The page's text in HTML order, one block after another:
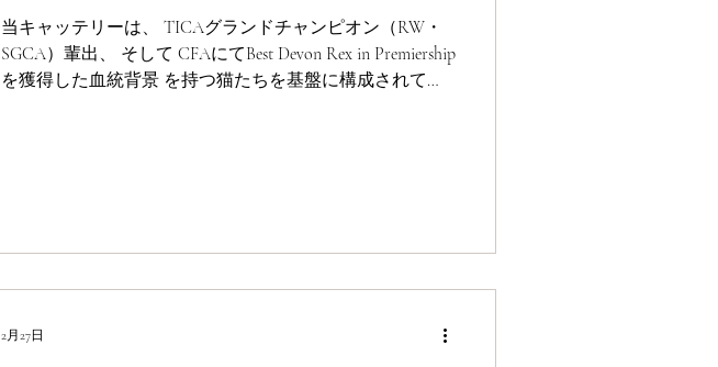
当キャッテリーは、 TICAグランドチャンピオン（RW・
SGCA）輩出、 そして CFAにてBest Devon Rex in Premiership
を獲得した血統背景 を持つ猫たちを基盤に構成されてい
2月27日